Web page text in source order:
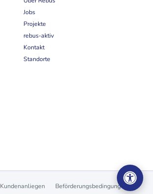
Jobs
Projekte
rebus-aktiv
Kontakt
Standorte
Kundenanliegen Beförderungsbedingungen